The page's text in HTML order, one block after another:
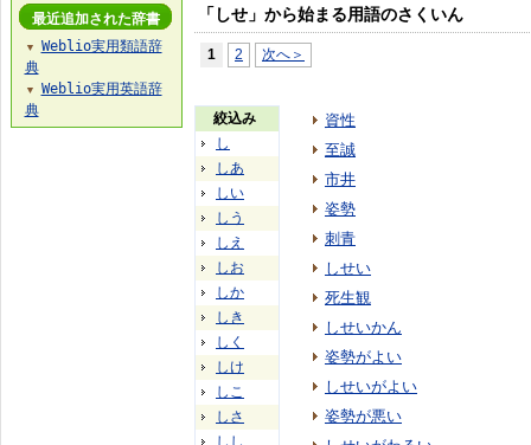
「しせ」から始まる用語のさくいん
1 2 次へ＞
絞込み
し
しあ
しい
しう
しえ
しお
しか
しき
しく
しけ
しこ
しさ
しし
資性
至誠
市井
姿勢
刺青
しせい
死生観
しせいかん
姿勢がよい
しせいがよい
姿勢が悪い
最近追加された辞書
▼
Weblio実用類語辞
典
▼
Weblio実用英語辞
典